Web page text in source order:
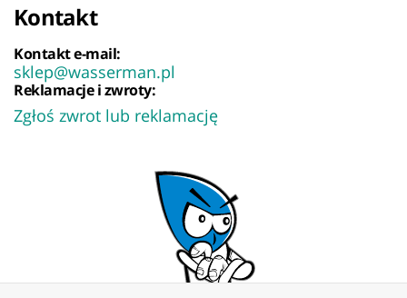
Kontakt
Kontakt e-mail:
sklep@wasserman.pl
Reklamacje i zwroty:
Zgłoś zwrot lub reklamację